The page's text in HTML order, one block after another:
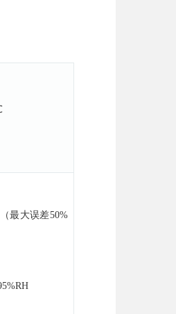
最大误差50%